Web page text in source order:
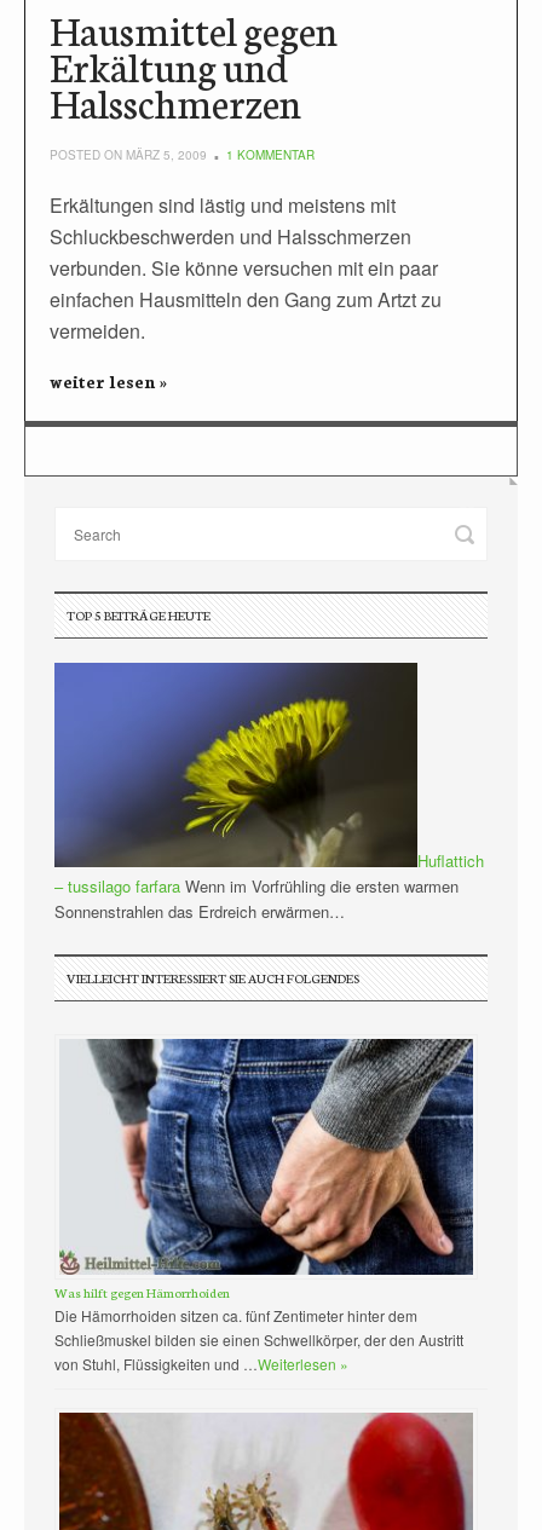
Hausmittel gegen
Erkältung und
Halsschmerzen
POSTED ON MÄRZ 5, 2009 1 KOMMENTAR
Erkältungen sind lästig und meistens mit
Schluckbeschwerden und Halsschmerzen
verbunden. Sie könne versuchen mit ein paar
einfachen Hausmitteln den Gang zum Artzt zu
vermeiden.
weiter lesen »
TOP 5 BEITRÄGE HEUTE
Huflattich
– tussilago farfara Wenn im Vorfrühling die ersten warmen
Sonnenstrahlen das Erdreich erwärmen…
VIELLEICHT INTERESSIERT SIE AUCH FOLGENDES
Was hilft gegen Hämorrhoiden
Die Hämorrhoiden sitzen ca. fünf Zentimeter hinter dem
Schließmuskel bilden sie einen Schwellkörper, der den Austritt
von Stuhl, Flüssigkeiten und …Weiterlesen »